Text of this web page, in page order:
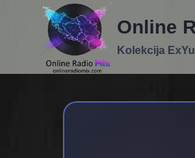
Online
Kolekcija